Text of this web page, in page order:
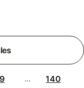
9 ... 140